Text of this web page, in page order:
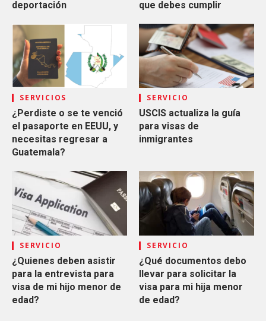
deportación
que debes cumplir
SERVICIOS
¿Perdiste o se te venció
el pasaporte en EEUU, y
necesitas regresar a
Guatemala?
SERVICIO
USCIS actualiza la guía
para visas de
inmigrantes
SERVICIO
¿Quienes deben asistir
para la entrevista para
visa de mi hijo menor de
edad?
SERVICIO
¿Qué documentos debo
llevar para solicitar la
visa para mi hija menor
de edad?